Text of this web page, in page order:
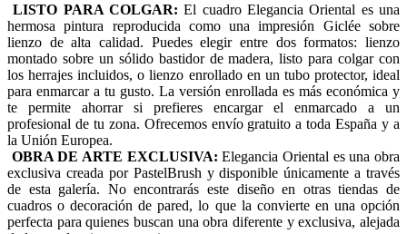
LISTO PARA COLGAR:El cuadro Elegancia Oriental es una
hermosa pintura reproducida como una impresión Giclée sobre
lienzo de alta calidad. Puedes elegir entre dos formatos: lienzo
montado sobre un sólido bastidor de madera, listo para colgar con
los herrajes incluidos, o lienzo enrollado en un tubo protector, ideal
para enmarcar a tu gusto. La versión enrollada es más económica y
te permite ahorrar si prefieres encargar el enmarcado a un
profesional de tu zona. Ofrecemos envío gratuito a toda España y a
la Unión Europea.
OBRA DE ARTE EXCLUSIVA:Elegancia Oriental es una obra
exclusiva creada por PastelBrush y disponible únicamente a través
de esta galería. No encontrarás este diseño en otras tiendas de
cuadros o decoración de pared, lo que la convierte en una opción
perfecta para quienes buscan una obra diferente y exclusiva, alejada